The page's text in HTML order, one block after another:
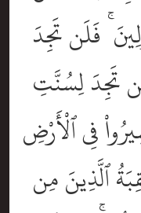
فَلَن تَجِدَ
تَجِدَ لِسُنَّتِ
فِى ٱلْأَرْضِ
ٱلَّذِينَ مِن